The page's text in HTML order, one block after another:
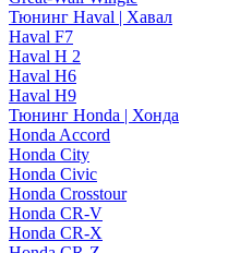
Тюнинг Haval | Хавал
Haval F7
Haval H 2
Haval H6
Haval H9
Тюнинг Honda | Хонда
Honda Accord
Honda City
Honda Civic
Honda Crosstour
Honda CR-V
Honda CR-X